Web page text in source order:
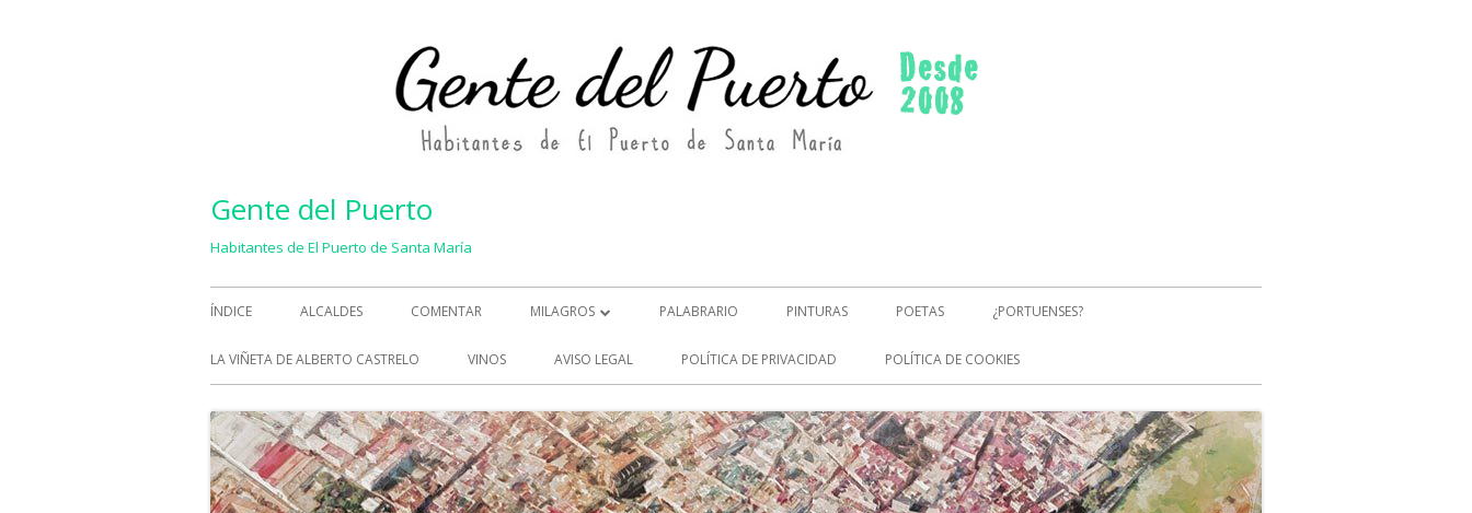
Gente del Puerto
Habitantes de El Puerto de Santa María
Menú
principal
ÍNDICE ALCALDES COMENTAR MILAGROS
MILAGROS (2)
PALABRARIO PINTURAS POETAS ¿PORTUENSES?
LA VIÑETA DE ALBERTO CASTRELO VINOS AVISO LEGAL POLÍTICA DE PRIVACIDAD POLÍTICA DE COOKIES